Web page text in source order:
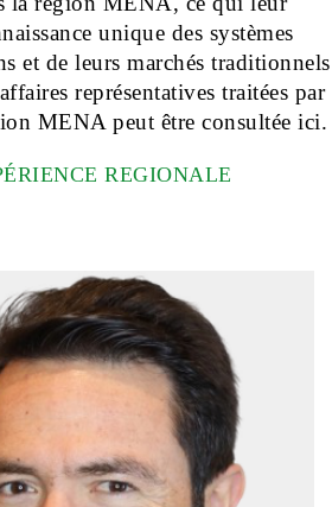
unique des systèmes
et de leurs marchés
représentatives traitées par
MENA peut être consultée ici.
REGIONALE